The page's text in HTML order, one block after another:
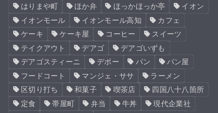
はりまや町
ほか弁 ほっかほっか亭
イオン
イオンモール
イオンモール高知
カフェ
ケーキ
ケーキ屋 コーヒー
スイーツ
テイクアウト
デアゴ
デアゴいずも
デアゴスティーニ
デポー パン
パン屋
フードコート
マンジェ・ササ
ラーメン
区切り打ち
和菓子 喫茶店
四国八十八箇所
定食
帯屋町 弁当 牛丼
現代企業社